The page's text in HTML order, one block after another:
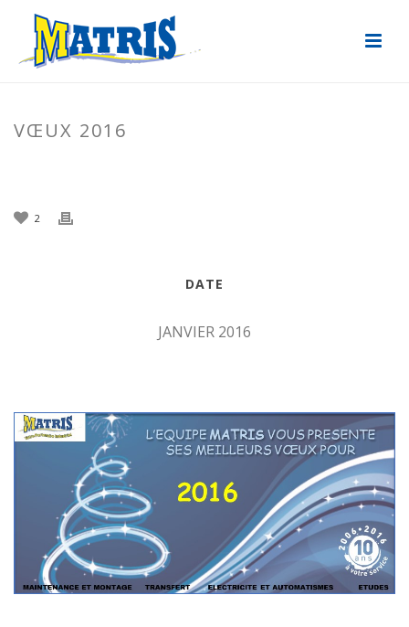
VŒUX 2016
2
DATE
JANVIER 2016